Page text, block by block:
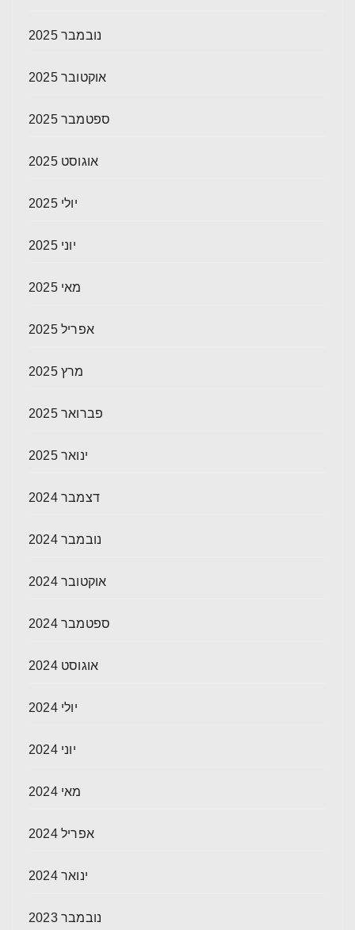
נובמבר 2025
אוקטובר 2025
ספטמבר 2025
אוגוסט 2025
יולי 2025
יוני 2025
מאי 2025
אפריל 2025
מרץ 2025
פברואר 2025
ינואר 2025
דצמבר 2024
נובמבר 2024
אוקטובר 2024
ספטמבר 2024
אוגוסט 2024
יולי 2024
יוני 2024
מאי 2024
אפריל 2024
ינואר 2024
נובמבר 2023